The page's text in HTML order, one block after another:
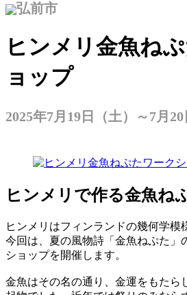
弘前市
ヒンメリ金魚ね
ョップ
2025年7月19日（土）～7月20
ヒンメリで作る金魚ね
ヒンメリはフィンランドの幾何学模
今回は、夏の風物詩「金魚ねぷた」
ショップを開催します。
金魚はその名の通り、金運をもたら